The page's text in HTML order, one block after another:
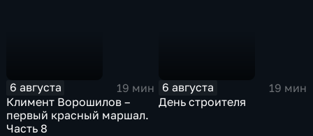
6 августа
19 мин
Климент Ворошилов –
первый красный маршал.
Часть 8
6 августа
19 мин
День строителя